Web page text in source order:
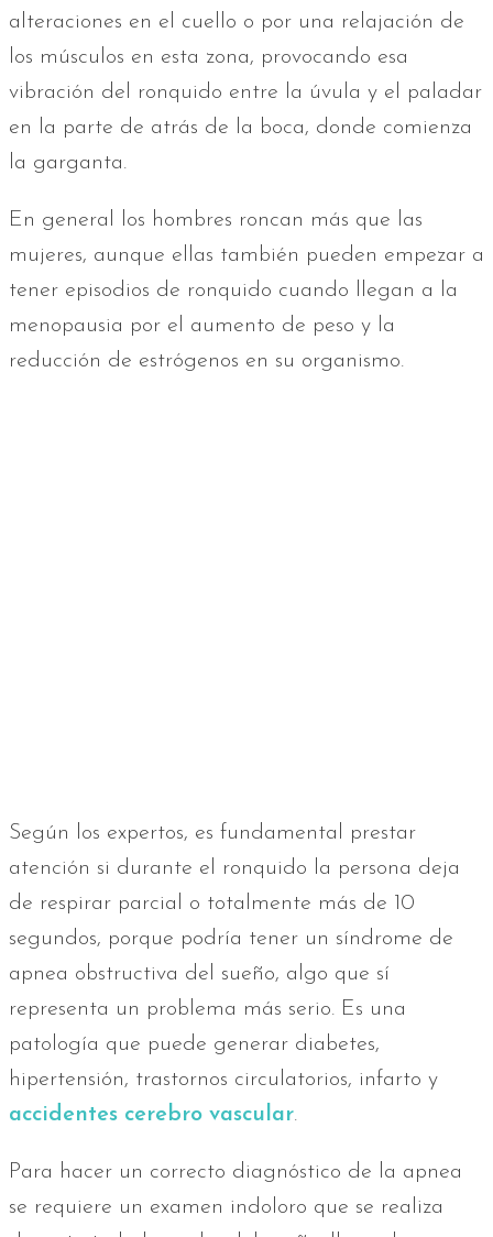
alteraciones en el cuello o por una relajación de
los músculos en esta zona, provocando esa
vibración del ronquido entre la úvula y el paladar
en la parte de atrás de la boca, donde comienza
la garganta.
En general los hombres roncan más que las
mujeres, aunque ellas también pueden empezar a
tener episodios de ronquido cuando llegan a la
menopausia por el aumento de peso y la
reducción de estrógenos en su organismo.
Según los expertos, es fundamental prestar
atención si durante el ronquido la persona deja
de respirar parcial o totalmente más de 10
segundos, porque podría tener un síndrome de
apnea obstructiva del sueño, algo que sí
representa un problema más serio. Es una
patología que puede generar diabetes,
hipertensión, trastornos circulatorios, infarto y
accidentes cerebro vascular.
Para hacer un correcto diagnóstico de la apnea
se requiere un examen indoloro que se realiza